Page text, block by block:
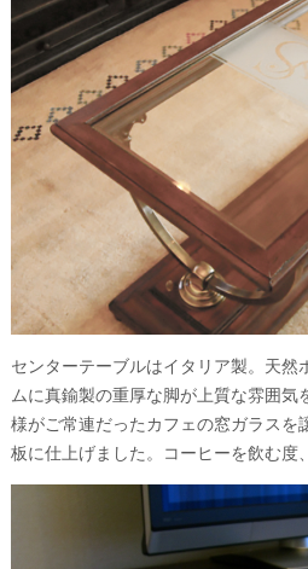
センターテーブルはイタリア製。天然
ムに真鍮製の重厚な脚が上質な雰囲気
様がご常連だったカフェの窓ガラスを
板に仕上げました。コーヒーを飲む度